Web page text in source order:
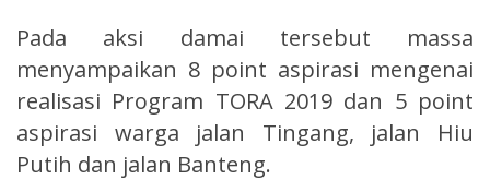
Pada aksi damai tersebut massa
menyampaikan 8 point aspirasi mengenai
realisasi Program TORA 2019 dan 5 point
aspirasi warga jalan Tingang, jalan Hiu
Putih dan jalan Banteng.